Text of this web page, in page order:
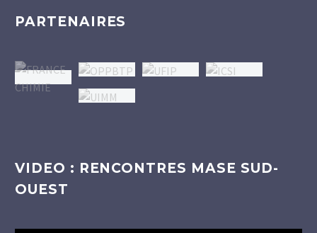
PARTENAIRES
VIDEO : RENCONTRES MASE SUD-
OUEST